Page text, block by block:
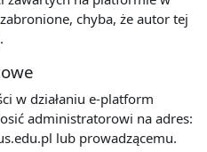
chyba, że autor tej
w działaniu e-platform
administratorowi na adres:
lub prowadzącemu.